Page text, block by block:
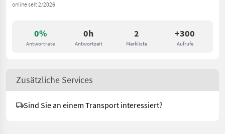
0%
Antwortrate
0h
Antwortzeit
2
Merkliste
+300
Aufrufe
online seit 2/2026
Zusätzliche Services
Sind Sie an einem Transport interessiert?